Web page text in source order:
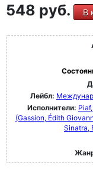
548 руб. В
Лейбл:
Исполнители:
(Gassion, Édith
Sinatra,